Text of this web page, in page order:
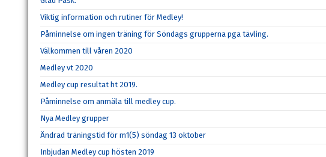
Viktig information och rutiner för Medley!
Påminnelse om ingen träning för Söndags grupperna pga tävling.
Välkommen till våren 2020
Medley vt 2020
Medley cup resultat ht 2019.
Påminnelse om anmäla till medley cup.
Nya Medley grupper
Ändrad träningstid för m1(5) söndag 13 oktober
Inbjudan Medley cup hösten 2019